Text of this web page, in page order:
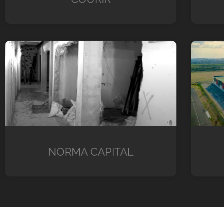
NORMA CAPITAL